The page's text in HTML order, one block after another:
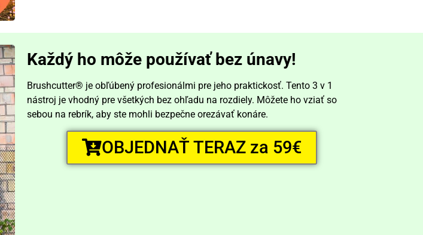
Každý ho môže používať bez únavy!
Brushcutter® je obľúbený profesionálmi pre jeho praktickosť. Tento 3 v 1
nástroj je vhodný pre všetkých bez ohľadu na rozdiely. Môžete ho vziať so
sebou na rebrík, aby ste mohli bezpečne orezávať konáre.
OBJEDNAŤ TERAZ za 59€